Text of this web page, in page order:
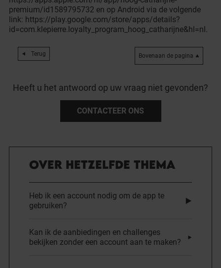
premium/id1589795732 en op Android via de volgende
link: https://play.google.com/store/apps/details?
id=com.klepierre.loyalty_program_hoog_catharijne&hl=nl.
Terug Bovenaan de pagina
Heeft u het antwoord op uw vraag niet gevonden?
CONTACTEER ONS
OVER HETZELFDE THEMA
Heb ik een account nodig om de app te
gebruiken?
Kan ik de aanbiedingen en challenges
bekijken zonder een account aan te maken?